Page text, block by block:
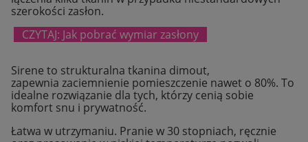
szerokości zasłon.
CZYTAJ: Jak pobrać wymiar zasłony
Sirene to strukturalna tkanina dimout,
zapewnia zaciemnienie pomieszczenie nawet o 80%. To
idealne rozwiązanie dla tych, którzy cenią sobie
komfort snu i prywatność.
Łatwa w utrzymaniu. Pranie w 30 stopniach, ręcznie